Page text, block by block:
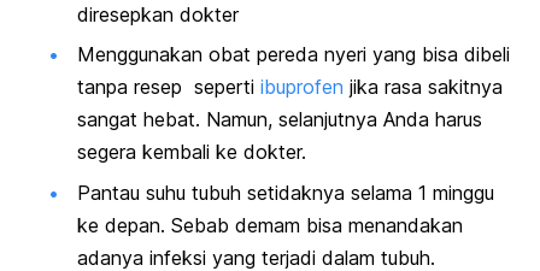
diresepkan dokter
Menggunakan obat pereda nyeri yang bisa dibeli
tanpa resep seperti ibuprofen jika rasa sakitnya
sangat hebat. Namun, selanjutnya Anda harus
segera kembali ke dokter.
Pantau suhu tubuh setidaknya selama 1 minggu
ke depan. Sebab demam bisa menandakan
adanya infeksi yang terjadi dalam tubuh.